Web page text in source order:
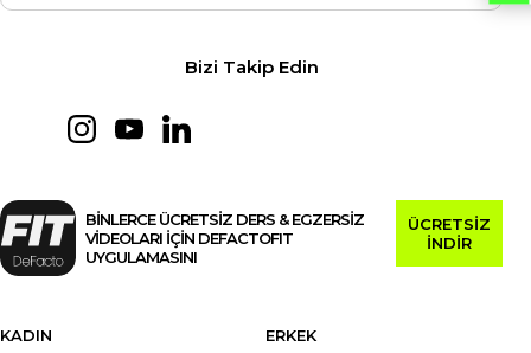
Bizi Takip Edin
BİNLERCE ÜCRETSİZ DERS & EGZERSİZ
VİDEOLARI İÇİN DEFACTOFIT
UYGULAMASINI
ÜCRETSİZ
İNDİR
KADIN
ERKEK